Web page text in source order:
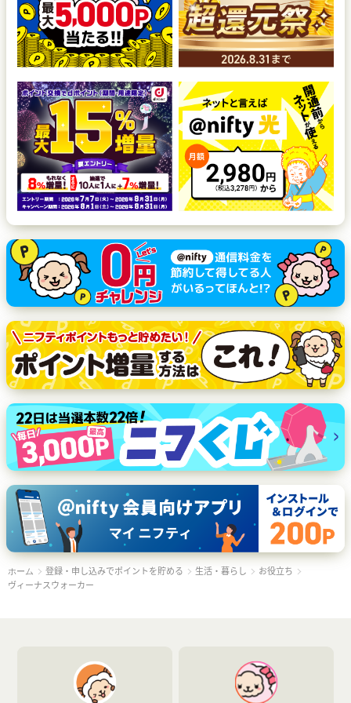
ホーム 登録・申し込みでポイントを貯める 生活・暮らし
お役立ち
ヴィーナスウォーカー